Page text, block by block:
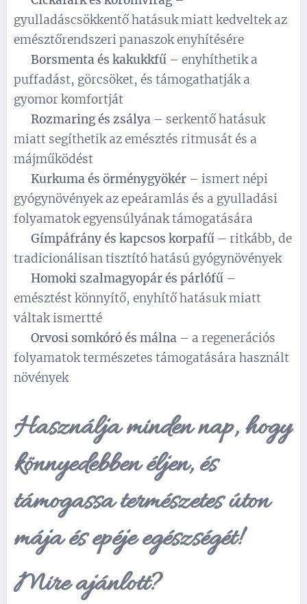
gyulladáscsökkentő hatásuk miatt kedveltek az
emésztőrendszeri panaszok enyhítésére
Borsmenta és kakukkfű – enyhíthetik a
puffadást, görcsöket, és támogathatják a
gyomor komfortját
Rozmaring és zsálya – serkentő hatásuk
miatt segíthetik az emésztés ritmusát és a
májműködést
Kurkuma és örménygyökér – ismert népi
gyógynövények az epeáramlás és a gyulladási
folyamatok egyensúlyának támogatására
Gímpáfrány és kapcsos korpafű – ritkább, de
tradicionálisan tisztító hatású gyógynövények
Homoki szalmagyopár és párlófű –
emésztést könnyítő, enyhítő hatásuk miatt
váltak ismertté
Orvosi somkóró és málna – a regenerációs
folyamatok természetes támogatására használt
növények
Használja minden nap, hogy
könnyedebben éljen, és
támogassa természetes úton
mája és epéje egészségét!
Mire ajánlott?